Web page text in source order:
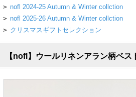
サロペット
パンツ
> nofl 2024-25 Autumn & Winter collction
> nofl 2025-26 Autumn & Winter collction
> クリスマスギフトセレクション
【nofl】ウールリネンアラン柄ベ